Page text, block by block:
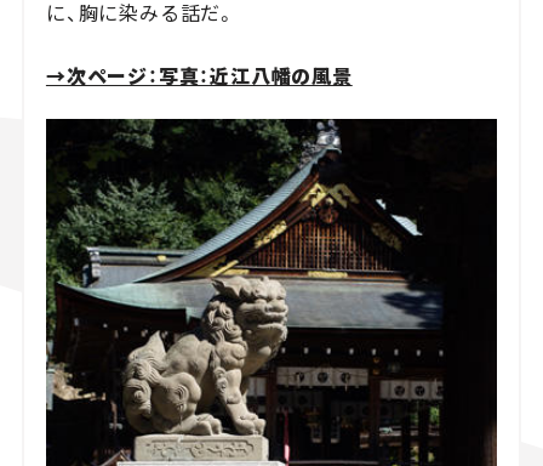
に、胸に染みる話だ。
→次ページ：写真：近江八幡の風景